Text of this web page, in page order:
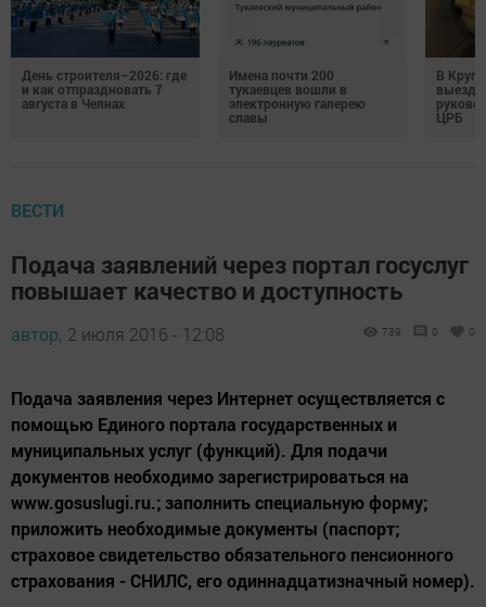
День строителя–2026: где
и как отпраздновать 7
августа в Челнах
Имена почти 200
тукаевцев вошли в
электронную галерею
славы
В
ЦРБ
ВЕСТИ
Подача заявлений через портал госуслуг
повышает качество и доступность
автор, 2 июля 2016 - 12:08 739 0 0
Подача заявления через Интернет осуществляется с
помощью Единого портала государственных и
муниципальных услуг (функций). Для подачи
документов необходимо зарегистрироваться на
www.gosuslugi.ru.; заполнить специальную форму;
приложить необходимые документы (паспорт;
страховое свидетельство обязательного пенсионного
страхования - СНИЛС, его одиннадцатизначный номер).